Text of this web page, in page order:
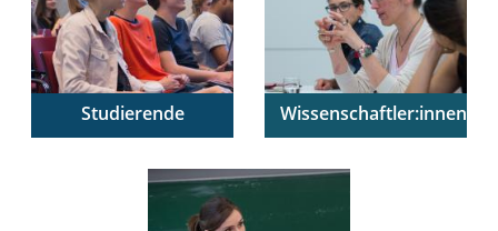
Studierende
lehramtsbezogenen
Studiengänge und
unsere Angebote für
Wissenschaftler:innen
unseren Aktivitäten in